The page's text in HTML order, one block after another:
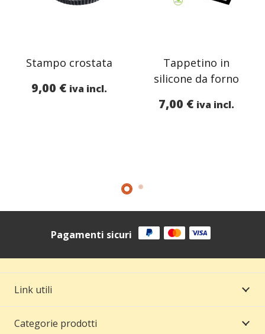
Stampo crostata
9,00 € iva incl.
Tappetino in
silicone da forno
7,00 € iva incl.
Pagamenti sicuri
Link utili
Categorie prodotti